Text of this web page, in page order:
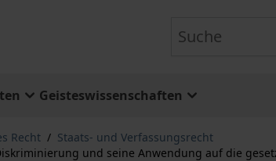
Geisteswissenschaften
Recht / Staats- und Verfassungsrecht
und seine Anwendung auf die